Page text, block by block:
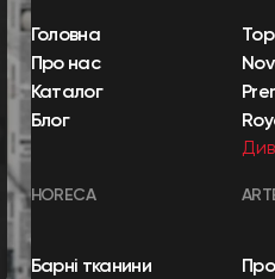
Головна
Про нас
Каталог
Блог
HORECA
Барні тканини